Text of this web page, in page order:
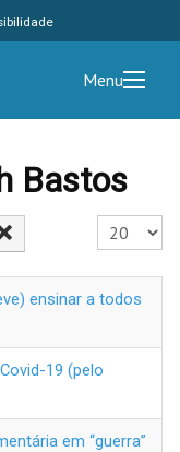
Menu
Bastos
Exibir #
ensinar a todos
19 (pelo
em “guerra”